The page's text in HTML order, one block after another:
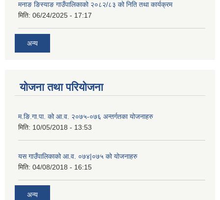
मनाङ ङिस्याङ गाउँपालिकाको २०८२/८३ को निति तथा कार्यक्रम
मिति: 06/24/2025 - 17:17
अन्य
योजना तथा परियोजना
म.ङि.गा.पा. को आ.व. २०७५-०७६ अन्तर्गतका योजनाहरु
मिति: 10/05/2018 - 13:53
यस गाउँपालिकाको आ.व. ०७४|०७५ को योजनाहरु
मिति: 04/08/2018 - 16:15
अन्य